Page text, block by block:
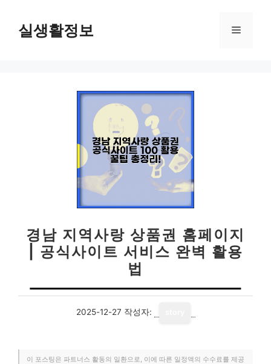
실생활정보 메
경남 지역사랑 상품권 홈페이지
| 공식사이트 서비스 완벽 활용
법
2025-12-27 작성자:
이 포스팅은 파트너스 활동의 일환으로, 이에 따른 일정액의 수수료를 제공